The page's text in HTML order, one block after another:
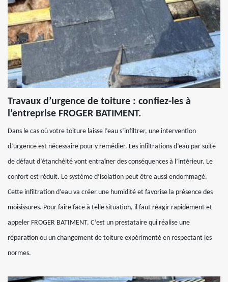
Travaux d’urgence de toiture : confiez-les à
l’entreprise FROGER BATIMENT.
Dans le cas où votre toiture laisse l’eau s’infiltrer, une intervention
d’urgence est nécessaire pour y remédier. Les infiltrations d’eau par suite
de défaut d’étanchéité vont entraîner des conséquences à l’intérieur. Le
confort est réduit. Le système d’isolation peut être aussi endommagé.
Cette infiltration d’eau va créer une humidité et favorise la présence des
moisissures. Pour faire face à telle situation, il faut réagir rapidement et
appeler FROGER BATIMENT. C’est un prestataire qui réalise une
réparation ou un changement de toiture expérimenté en respectant les
normes.